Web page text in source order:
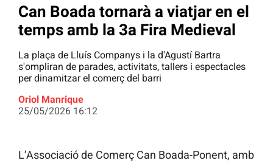
Can Boada tornarà a viatjar en el
temps amb la 3a Fira Medieval
La plaça de Lluís Companys i la d'Agustí Bartra
s'ompliran de parades, activitats, tallers i espectacles
per dinamitzar el comerç del barri
Oriol Manrique
25/05/2026 16:12
L’Associació de Comerç Can Boada-Ponent, amb